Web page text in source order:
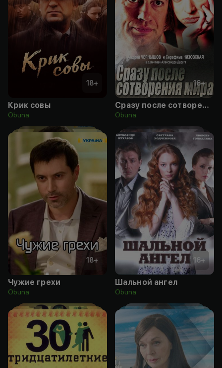
18+
Крик совы
Obuna
16+
Сразу после сотворения мира
Obuna
18+
Чужие грехи
Obuna
16+
Шальной ангел
Obuna